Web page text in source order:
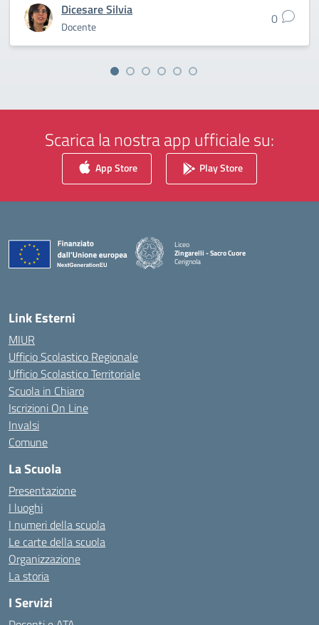
Dicesare Silvia
Docente 0
Scarica la nostra app ufficiale su:
App Store Play Store
Liceo
Zingarelli - Sacro Cuore
Cerignola
— Visita la pagina iniziale della scuola
Link Esterni
MIUR
Ufficio Scolastico Regionale
Ufficio Scolastico Territoriale
Scuola in Chiaro
Iscrizioni On Line
Invalsi
Comune
La Scuola
Presentazione
I luoghi
I numeri della scuola
Le carte della scuola
Organizzazione
La storia
I Servizi